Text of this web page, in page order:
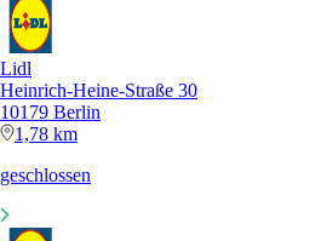
Lidl
Heinrich-Heine-Straße 30
10179 Berlin
1,78 km
geschlossen